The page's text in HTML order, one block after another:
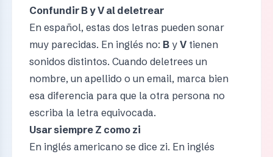
Confundir B y V al deletrear
En español, estas dos letras pueden sonar
muy parecidas. En inglés no: By Vtienen
sonidos distintos. Cuando deletrees un
nombre, un apellido o un email, marca bien
esa diferencia para que la otra persona no
escriba la letra equivocada.
Usar siempre Z como zi
En inglés americano se dice zi. En inglés